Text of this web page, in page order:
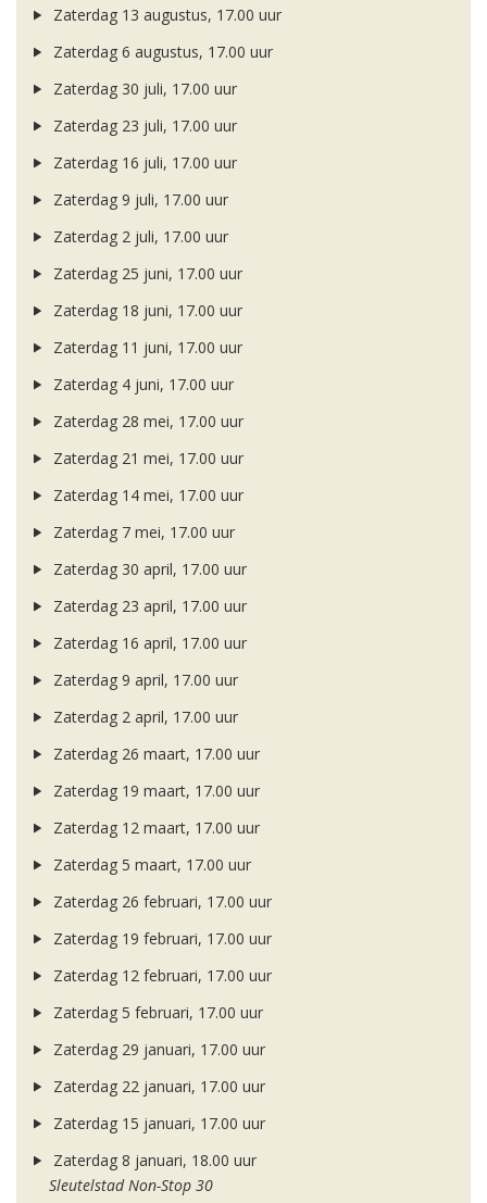
Zaterdag 13 augustus, 17.00 uur
Zaterdag 6 augustus, 17.00 uur
Zaterdag 30 juli, 17.00 uur
Zaterdag 23 juli, 17.00 uur
Zaterdag 16 juli, 17.00 uur
Zaterdag 9 juli, 17.00 uur
Zaterdag 2 juli, 17.00 uur
Zaterdag 25 juni, 17.00 uur
Zaterdag 18 juni, 17.00 uur
Zaterdag 11 juni, 17.00 uur
Zaterdag 4 juni, 17.00 uur
Zaterdag 28 mei, 17.00 uur
Zaterdag 21 mei, 17.00 uur
Zaterdag 14 mei, 17.00 uur
Zaterdag 7 mei, 17.00 uur
Zaterdag 30 april, 17.00 uur
Zaterdag 23 april, 17.00 uur
Zaterdag 16 april, 17.00 uur
Zaterdag 9 april, 17.00 uur
Zaterdag 2 april, 17.00 uur
Zaterdag 26 maart, 17.00 uur
Zaterdag 19 maart, 17.00 uur
Zaterdag 12 maart, 17.00 uur
Zaterdag 5 maart, 17.00 uur
Zaterdag 26 februari, 17.00 uur
Zaterdag 19 februari, 17.00 uur
Zaterdag 12 februari, 17.00 uur
Zaterdag 5 februari, 17.00 uur
Zaterdag 29 januari, 17.00 uur
Zaterdag 22 januari, 17.00 uur
Zaterdag 15 januari, 17.00 uur
Zaterdag 8 januari, 18.00 uur
Sleutelstad Non-Stop 30